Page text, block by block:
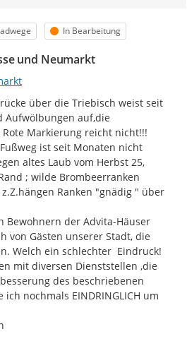
Status
In Bearbeitung
und Neumarkt
über die Triebisch weist seit
Aufwölbungen auf,die
Markierung reicht nicht!!!
ist seit Monaten nicht
altes Laub vom Herbst 25,
; wilde Brombeerranken
Ranken "gnädig " über
Bewohnern der Advita-Häuser
von Gästen unserer Stadt, die
Welch ein schlechter  Eindruck!
mit diversen Dienststellen ,die
des beschriebenen
nochmals EINDRINGLICH um